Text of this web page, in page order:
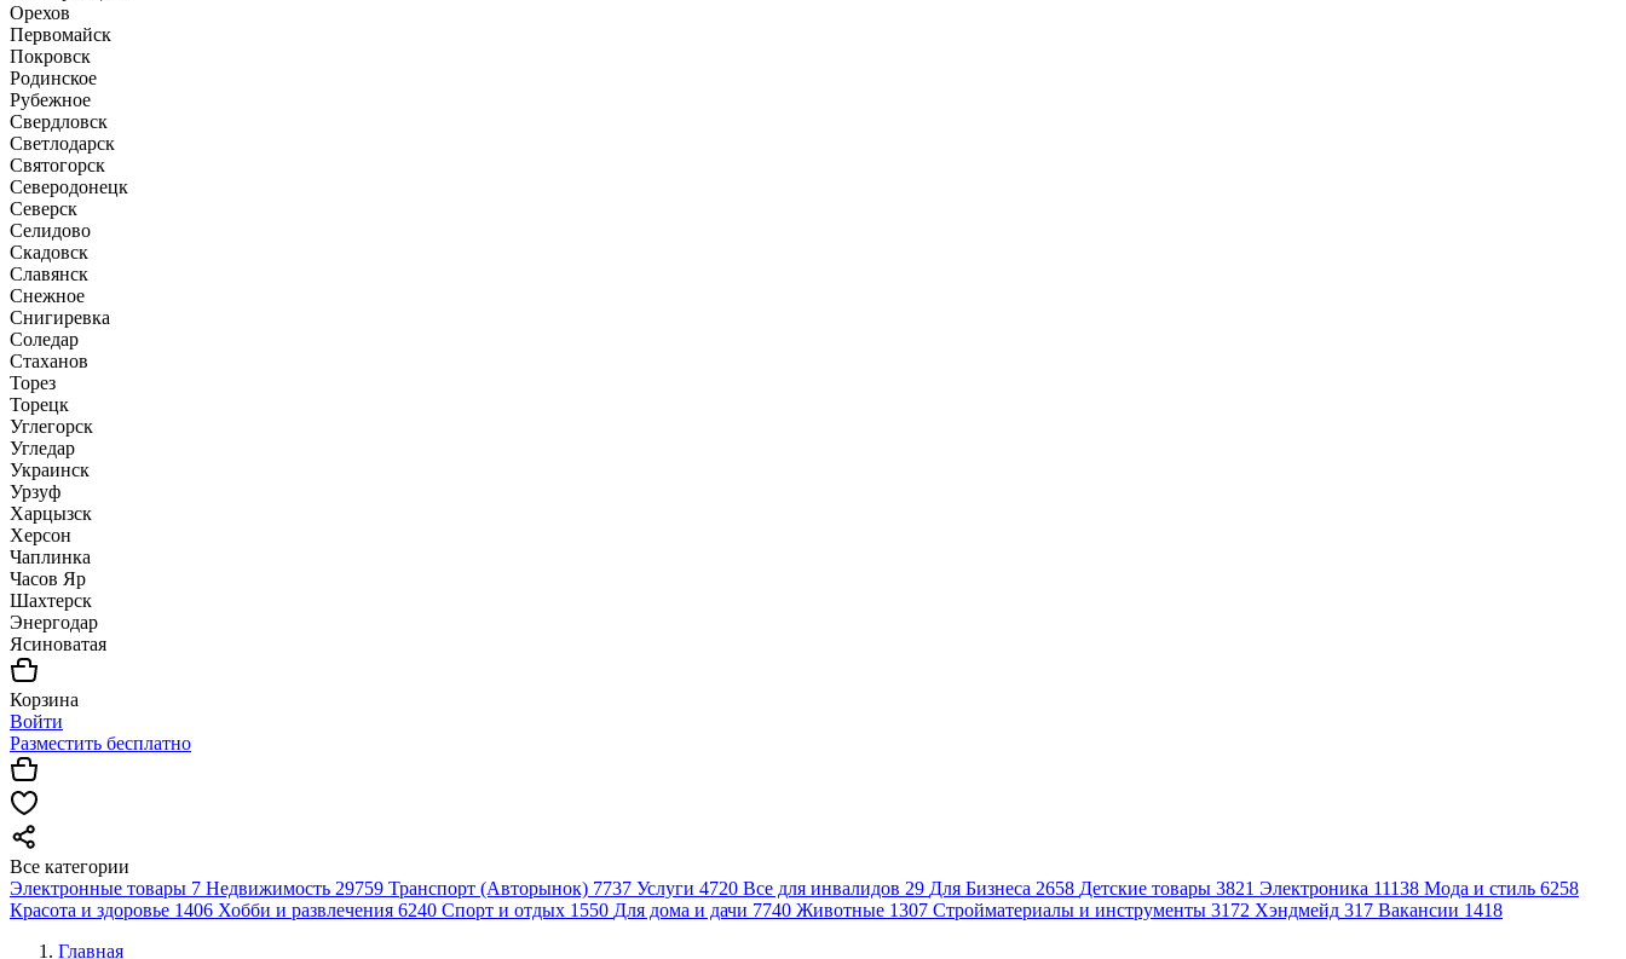
Орехов
Первомайск
Покровск
Родинское
Рубежное
Свердловск
Светлодарск
Святогорск
Северодонецк
Северск
Селидово
Скадовск
Славянск
Снежное
Снигиревка
Соледар
Стаханов
Торез
Торецк
Углегорск
Угледар
Украинск
Урзуф
Харцызск
Херсон
Чаплинка
Часов Яр
Шахтерск
Энергодар
Ясиноватая
Корзина
Войти
Разместить бесплатно
Все категории
Электронные товары 7 Недвижимость 29759 Транспорт (Авторынок) 7737 Услуги 4720 Все для инвалидов 29 Для Бизнеса 2658 Детские товары 3821 Электроника 11138 Мода и стиль 6258
Красота и здоровье 1406 Хобби и развлечения 6240 Спорт и отдых 1550 Для дома и дачи 7740 Животные 1307 Стройматериалы и инструменты 3172 Хэндмейд 317 Вакансии 1418
Главная